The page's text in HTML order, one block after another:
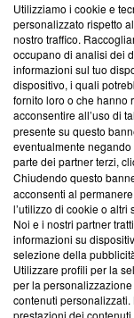
Questa sezione
News, sui nostri
creare news di
‘Trust Project -
ancora membro
parte; Trust
conformità agli
Su di noi
Team editoriale
Corporate
Redazione
Informativa
Utilizziamo i cookie e
personalizzato rispetto
nostro traffico.
occupano di analisi dei
informazioni sul tuo
dispositivo, i quali
fornito loro o che hanno
acconsentire all’uso di
presente su questo
eventualmente
parte dei partner terzi,
Chiudendo questo
acconsenti al
l’utilizzo di cookie o altri
Noi e i nostri partner
informazioni su
selezione della
Utilizzare profili per la
per la
contenuti
prestazioni dei